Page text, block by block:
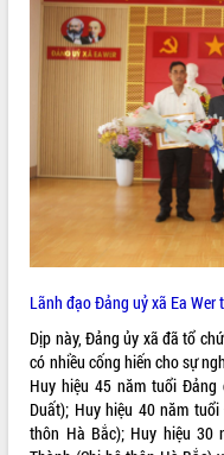
Hội nghị UBND tỉnh Đắk Lắk
tháng 7/2026
Lễ truy tặng danh hiệu “Bà Mẹ
Nam Anh hùng” và trao Huân
UBND tỉnh Đắk Lắk triển khai
vụ 6 tháng cuối năm 2026
Kỳ họp thứ Hai, Hội đồng nhân
tỉnh khóa XI quyết nghị nhiều nội
quan trọng
Triết thăm, tặng quà người có
cách mạng
Rà soát, hoàn thiện hệ thống
văn hóa, thể thao đáp ứng yêu
phát triển mới
Thường trực HĐND tỉnh Đắk Lắk
LIÊN KẾT WEB
Lãnh đạo Đảng uỷ xã Ea
Dịp này, Đảng ủy xã đã tổ
có nhiều cống hiến cho sự
Huy hiệu 45 năm tuổi
Duất); Huy hiệu 40 năm
thôn Hà Bắc); Huy hiệu 30